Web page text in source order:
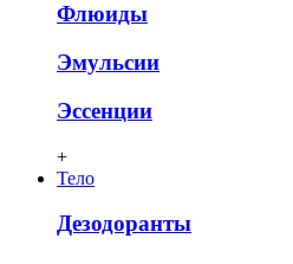
Флюиды
Эмульсии
Эссенции
+
Тело
Дезодоранты